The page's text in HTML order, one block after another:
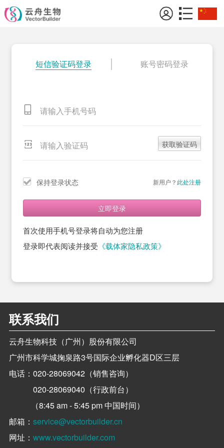
短信验证码登录 账号密码登录
获取验证码
保持登录状态 新用户？ 此处注册
立即登录
首次使用手机号登录将自动为您注册
登录即代表阅读并接受 《载体家隐私政策》
联系我们
云舟生物科技（广州）股份有限公司
广州市科学城掬泉路3号国际企业孵化器D区三层
电话：020-28069042（销售咨询）
020-28069040（行政前台）
（8:45 am - 5:45 pm 中国时间）
邮箱：service@vectorbuilder.cn
网址：www.vectorbuilder.com